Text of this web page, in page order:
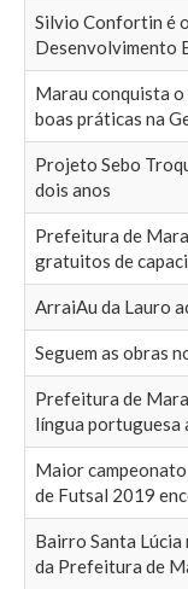
Silvio Confortin é
Desenvolvimento
Marau conquista o
boas práticas na
Projeto Sebo
dois anos
Prefeitura de
gratuitos de
ArraiAu da Lauro
Seguem as obras
Prefeitura de
língua portuguesa
Maior
de Futsal 2019
Bairro Santa
da Prefeitura de